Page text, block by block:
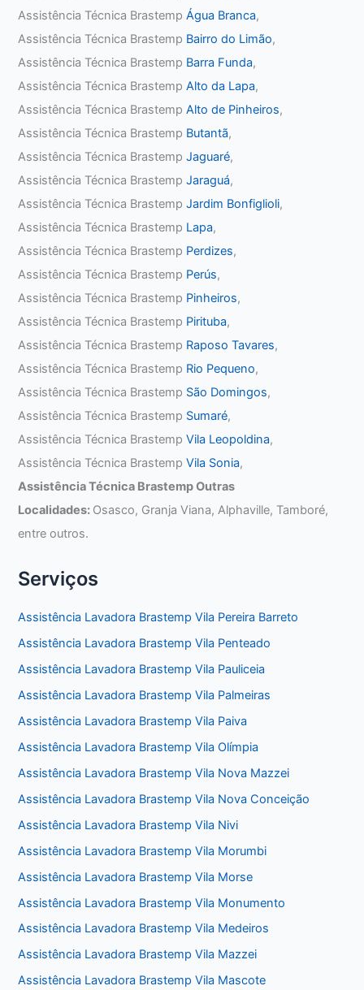
Assistência Técnica BrastempÁgua Branca,
Assistência Técnica Brastemp Bairro do Limão,
Assistência Técnica Brastemp Barra Funda,
Assistência Técnica BrastempAlto da Lapa,
Assistência Técnica BrastempAlto de Pinheiros,
Assistência Técnica Brastemp Butantã,
Assistência Técnica BrastempJaguaré,
Assistência Técnica BrastempJaraguá,
Assistência Técnica BrastempJardim Bonfiglioli,
Assistência Técnica Brastemp Lapa,
Assistência Técnica Brastemp Perdizes,
Assistência Técnica Brastemp Perús,
Assistência Técnica Brastemp Pinheiros,
Assistência Técnica Brastemp Pirituba,
Assistência Técnica Brastemp Raposo Tavares,
Assistência Técnica Brastemp Rio Pequeno,
Assistência Técnica Brastemp São Domingos,
Assistência Técnica Brastemp Sumaré,
Assistência Técnica BrastempVila Leopoldina,
Assistência Técnica BrastempVila Sonia,
Assistência Técnica Brastemp Outras
Localidades: Osasco, Granja Viana, Alphaville, Tamboré,
entre outros.
Serviços
Assistência Lavadora Brastemp Vila Pereira Barreto
Assistência Lavadora Brastemp Vila Penteado
Assistência Lavadora Brastemp Vila Pauliceia
Assistência Lavadora Brastemp Vila Palmeiras
Assistência Lavadora Brastemp Vila Paiva
Assistência Lavadora Brastemp Vila Olímpia
Assistência Lavadora Brastemp Vila Nova Mazzei
Assistência Lavadora Brastemp Vila Nova Conceição
Assistência Lavadora Brastemp Vila Nivi
Assistência Lavadora Brastemp Vila Morumbi
Assistência Lavadora Brastemp Vila Morse
Assistência Lavadora Brastemp Vila Monumento
Assistência Lavadora Brastemp Vila Medeiros
Assistência Lavadora Brastemp Vila Mazzei
Assistência Lavadora Brastemp Vila Mascote